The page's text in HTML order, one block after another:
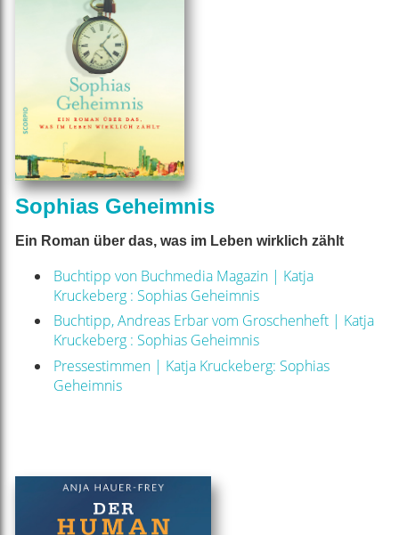
Sophias Geheimnis
Ein Roman über das, was im Leben wirklich zählt
Buchtipp von Buchmedia Magazin | Katja
Kruckeberg : Sophias Geheimnis
Buchtipp, Andreas Erbar vom Groschenheft | Katja
Kruckeberg : Sophias Geheimnis
Pressestimmen | Katja Kruckeberg: Sophias
Geheimnis